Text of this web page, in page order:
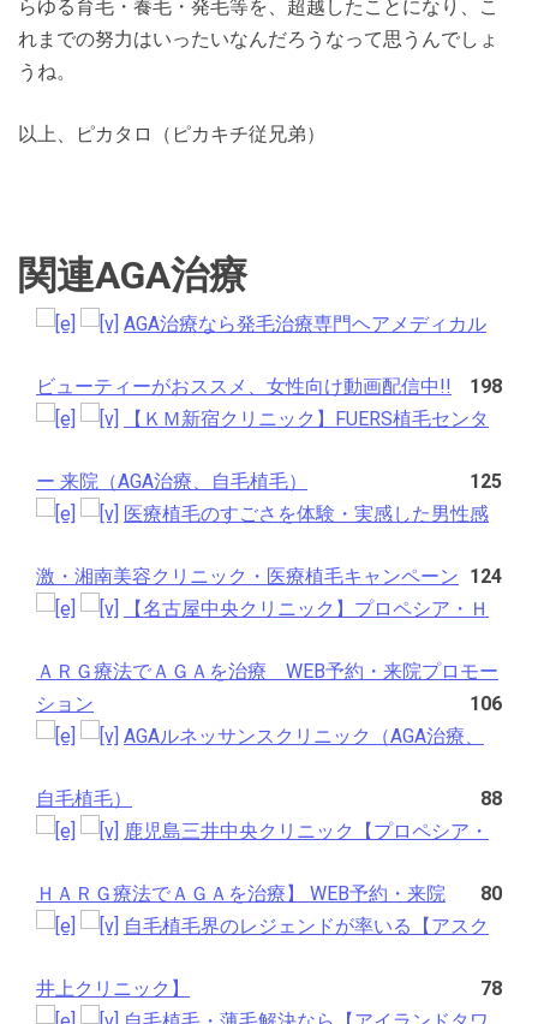
らゆる育毛・養毛・発毛等を、超越したことになり、こ
れまでの努力はいったいなんだろうなって思うんでしょ
うね。
以上、ピカタロ（ピカキチ従兄弟）
関連AGA治療
AGA治療なら発毛治療専門ヘアメディカル
ビューティーがおススメ、女性向け動画配信中!!
198
【ＫＭ新宿クリニック】FUERS植毛センタ
ー 来院（AGA治療、自毛植毛）
125
医療植毛のすごさを体験・実感した男性感
激・湘南美容クリニック・医療植毛キャンペーン 124
【名古屋中央クリニック】プロペシア・Ｈ
ＡＲＧ療法でＡＧＡを治療 WEB予約・来院プロモー
ション
106
AGAルネッサンスクリニック（AGA治療、
自毛植毛）
88
鹿児島三井中央クリニック【プロペシア・
ＨＡＲＧ療法でＡＧＡを治療】 WEB予約・来院
80
自毛植毛界のレジェンドが率いる【アスク
井上クリニック】
78